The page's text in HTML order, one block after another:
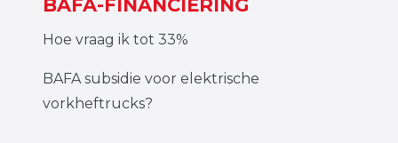
BAFA-FINANCIERING
Hoe vraag ik tot 33%
BAFA subsidie voor elektrische
vorkheftrucks?